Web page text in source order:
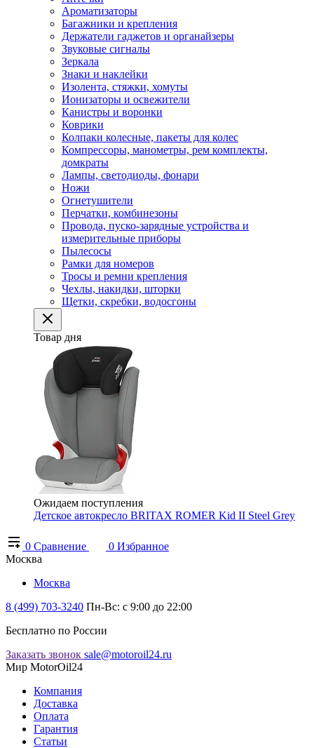
Ароматизаторы
Багажники и крепления
Держатели гаджетов и органайзеры
Звуковые сигналы
Зеркала
Знаки и наклейки
Изолента, стяжки, хомуты
Ионизаторы и освежители
Канистры и воронки
Коврики
Колпаки колесные, пакеты для колес
Компрессоры, манометры, рем комплекты,
домкраты
Лампы, светодиоды, фонари
Ножи
Огнетушители
Перчатки, комбинезоны
Провода, пуско-зарядные устройства и
измерительные приборы
Пылесосы
Рамки для номеров
Тросы и ремни крепления
Чехлы, накидки, шторки
Щетки, скребки, водосгоны
Товар дня
Ожидаем поступления
Детское автокресло BRITAX ROMER Kid II Steel Grey
0 Сравнение 0 Избранное
Москва
Москва
8 (499) 703-3240 Пн-Вс: с 9:00 до 22:00
Бесплатно по России
Заказать звонок sale@motoroil24.ru
Мир MotorOil24
Компания
Доставка
Оплата
Гарантия
Статьи